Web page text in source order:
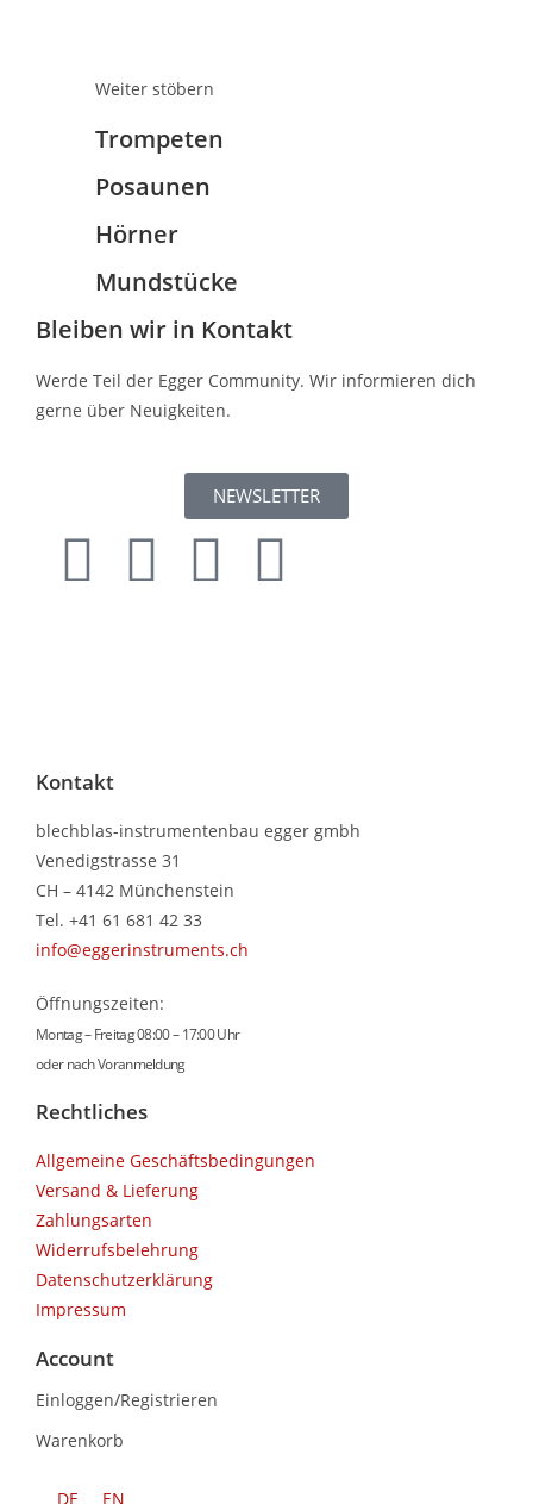
Weiter stöbern
Trompeten
Posaunen
Hörner
Mundstücke
Bleiben wir in Kontakt
Werde Teil der Egger Community. Wir informieren dich
gerne über Neuigkeiten.
NEWSLETTER
Kontakt
blechblas-instrumentenbau egger gmbh
Venedigstrasse 31
CH – 4142 Münchenstein
Tel. +41 61 681 42 33
info@eggerinstruments.ch
Öffnungszeiten:
Montag – Freitag 08:00 – 17:00 Uhr
oder nach Voranmeldung
Rechtliches
Allgemeine Geschäftsbedingungen
Versand & Lieferung
Zahlungsarten
Widerrufsbelehrung
Datenschutzerklärung
Impressum
Account
Einloggen/Registrieren
Warenkorb
DE EN